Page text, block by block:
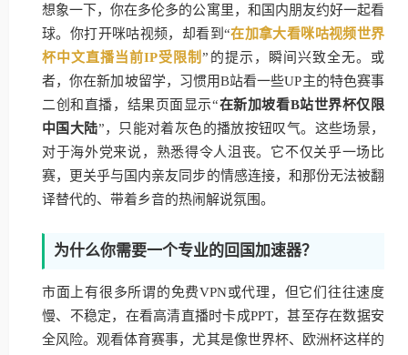
想象一下，你在多伦多的公寓里，和国内朋友约好一起看
球。你打开咪咕视频，却看到“在加拿大看咪咕视频世界
杯中文直播当前IP受限制”的提示，瞬间兴致全无。或
者，你在新加坡留学，习惯用B站看一些UP主的特色赛事
二创和直播，结果页面显示“在新加坡看B站世界杯仅限
中国大陆”，只能对着灰色的播放按钮叹气。这些场景，
对于海外党来说，熟悉得令人沮丧。它不仅关乎一场比
赛，更关乎与国内亲友同步的情感连接，和那份无法被翻
译替代的、带着乡音的热闹解说氛围。
为什么你需要一个专业的回国加速器？
市面上有很多所谓的免费VPN或代理，但它们往往速度
慢、不稳定，在看高清直播时卡成PPT，甚至存在数据安
全风险。观看体育赛事，尤其是像世界杯、欧洲杯这样的